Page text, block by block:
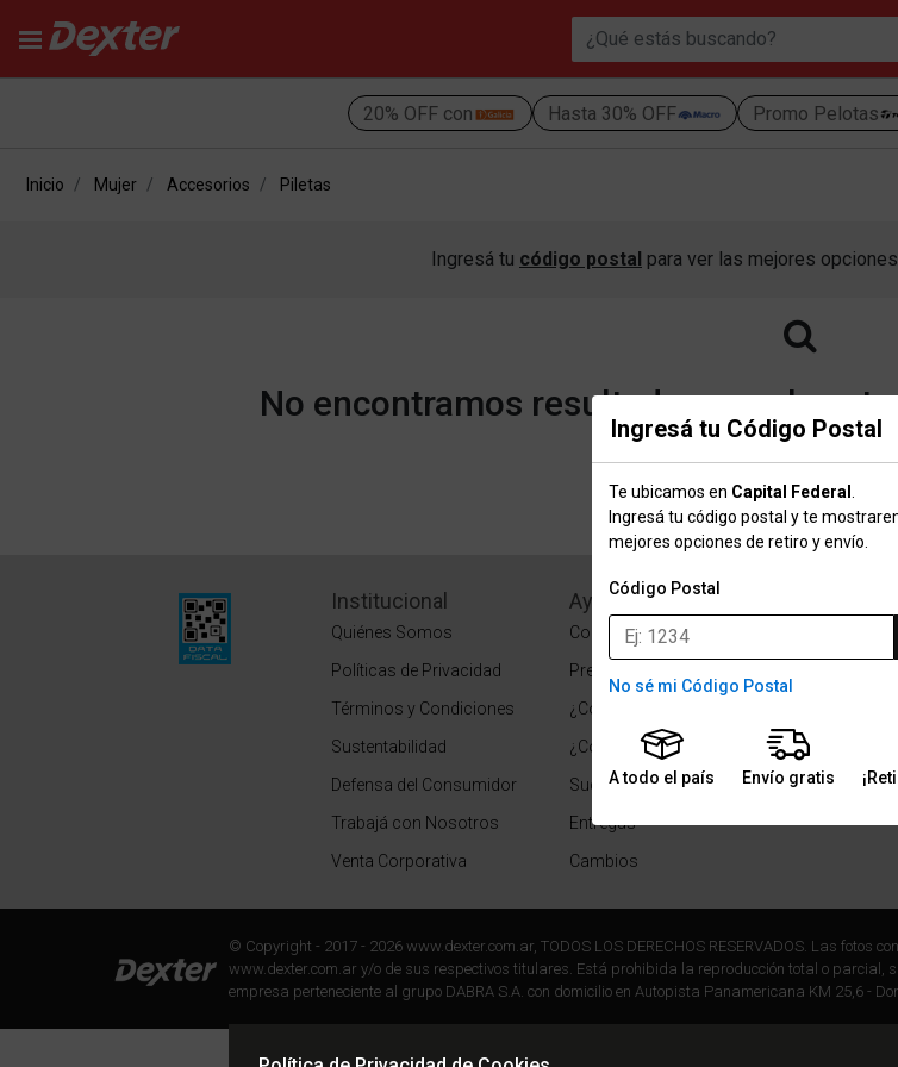
20% OFF con Hasta 30% OFF Promo Pelotas
Ingresá tu Código Postal
Te ubicamos en Capital Federal
Ingresá tu código postal y te
mejores opciones de retiro y envío.
Código Postal
No sé mi Código Postal
A todo el país Envío gratis
Inicio Mujer Accesorios Piletas
Ingresá tu código postal para ver las mejores
No encontramos resultados para la
Volver a la página de inicio
Institucional
Quiénes Somos
Políticas de Privacidad
Términos y Condiciones
Sustentabilidad
Defensa del Consumidor
Trabajá con Nosotros
Venta Corporativa
Ayuda
Condiciones de pago
Preguntas Frecuentes
¿Cómo comprar?
¿Cómo medir tu talle?
Sucursales
Entregas
Cambios
© Copyright - 2017 - 2026 www.dexter.com.ar, TODOS LOS DERECHOS RESERVADOS. Las fotos
www.dexter.com.ar y/o de sus respectivos titulares. Está prohibida la reproducción total o
empresa perteneciente al grupo DABRA S.A. con domicilio en Autopista Panamericana KM 25,6 -